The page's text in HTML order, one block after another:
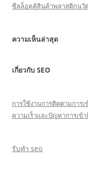
ซีลล็อคตู้สินค้าพลาสติกนวั
ความเห็นล่าสุด
เกี่ยวกับ SEO
การใช้งานการติดตามการ
ความเร็วและปัญหาการเข้
รับทำ seo